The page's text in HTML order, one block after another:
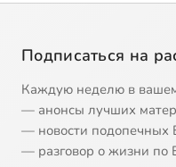
Подписаться на
Каждую неделю в
— анонсы лучших
— новости подопечных
— разговор о жизни по